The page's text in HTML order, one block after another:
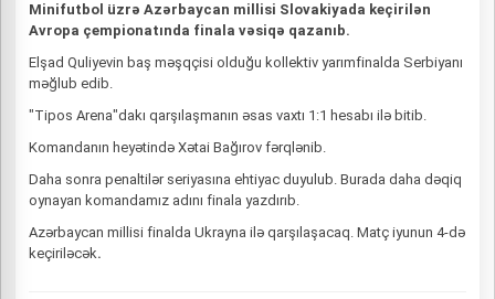
Minifutbol üzrə Azərbaycan millisi Slovakiyada keçirilən
Avropa çempionatında finala vəsiqə qazanıb.
Elşad Quliyevin baş məşqçisi olduğu kollektiv yarımfinalda Serbiyanı
məğlub edib.
"Tipos Arena"dakı qarşılaşmanın əsas vaxtı 1:1 hesabı ilə bitib.
Komandanın heyətində Xətai Bağırov fərqlənib.
Daha sonra penaltilər seriyasına ehtiyac duyulub. Burada daha dəqiq
oynayan komandamız adını finala yazdırıb.
Azərbaycan millisi finalda Ukrayna ilə qarşılaşacaq. Matç iyunun 4-də
keçiriləcək.